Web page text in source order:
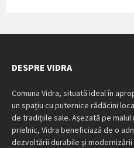
DESPRE VIDRA
Comuna Vidra, situată ideal în
un spațiu cu puternice rădăcini
de tradițiile sale. Așezată pe malul
prielnic, Vidra beneficiază de o
dezvoltării durabile și